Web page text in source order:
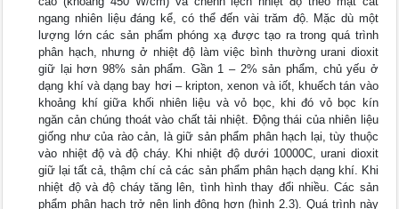
ngang nhiên liệu đáng kể, có thể đến vài trăm độ. Mặc dù một
lượng lớn các sản phẩm phóng xạ được tạo ra trong quá trình
phân hạch, nhưng ở nhiệt độ làm việc bình thường urani dioxit
giữ lại hơn 98% sản phẩm. Gần 1 – 2% sản phẩm, chủ yếu ở
dạng khí và dạng bay hơi – kripton, xenon và iốt, khuếch tán vào
khoảng khí giữa khối nhiên liệu và vỏ bọc, khi đó vỏ bọc kín
ngăn cản chúng thoát vào chất tải nhiệt. Động thái của nhiên liệu
giống như của rào cản, là giữ sản phẩm phân hạch lại, tùy thuộc
vào nhiệt độ và độ cháy. Khi nhiệt độ dưới 10000C, urani dioxit
giữ lại tất cả, thậm chí cả các sản phẩm phân hạch dạng khí. Khi
nhiệt độ và độ cháy tăng lên, tình hình thay đổi nhiều. Các sản
phẩm phân hạch trở nên linh động hơn (hình 2.3). Quá trình này